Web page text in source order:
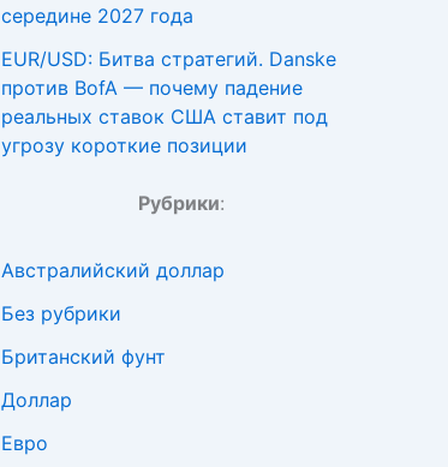
середине 2027 года
EUR/USD: Битва стратегий. Danske
против BofA — почему падение
реальных ставок США ставит под
угрозу короткие позиции
Рубрики:
Австралийский доллар
Без рубрики
Британский фунт
Доллар
Евро